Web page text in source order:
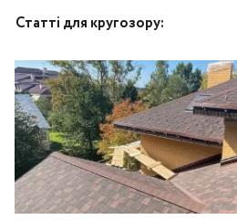
Статті для кругозору: